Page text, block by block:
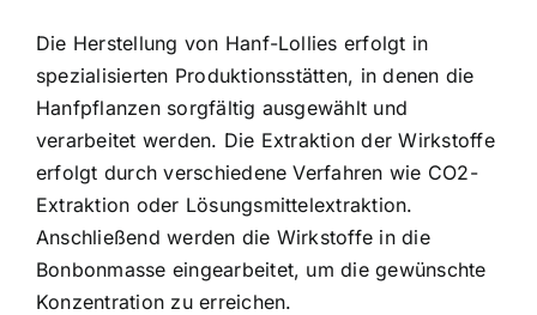
Die Herstellung von Hanf-Lollies erfolgt in
spezialisierten Produktionsstätten, in denen die
Hanfpflanzen sorgfältig ausgewählt und
verarbeitet werden. Die Extraktion der Wirkstoffe
erfolgt durch verschiedene Verfahren wie CO2-
Extraktion oder Lösungsmittelextraktion.
Anschließend werden die Wirkstoffe in die
Bonbonmasse eingearbeitet, um die gewünschte
Konzentration zu erreichen.